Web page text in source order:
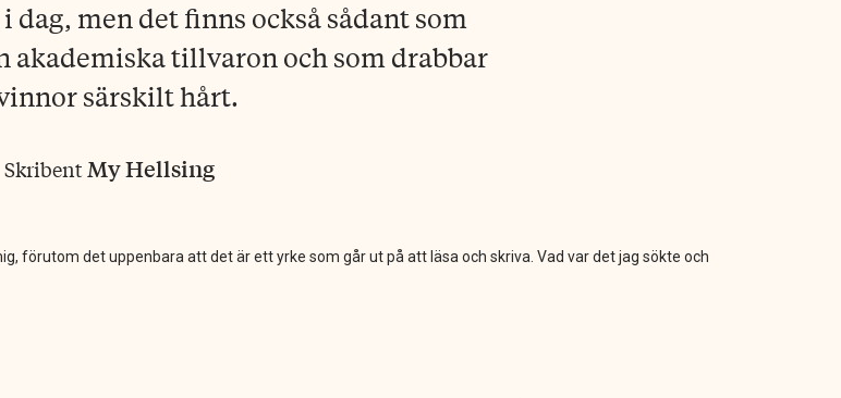
men det finns också sådant som
akademiska tillvaron och som drabbar
särskilt hårt.
SkribentMy Hellsing
förutom det uppenbara att det är ett yrke som går ut på att läsa och skriva. Vad var det jag sökte och